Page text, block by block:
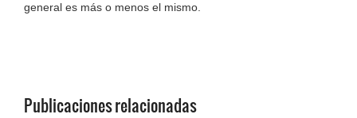
general es más o menos el mismo.
Publicaciones relacionadas